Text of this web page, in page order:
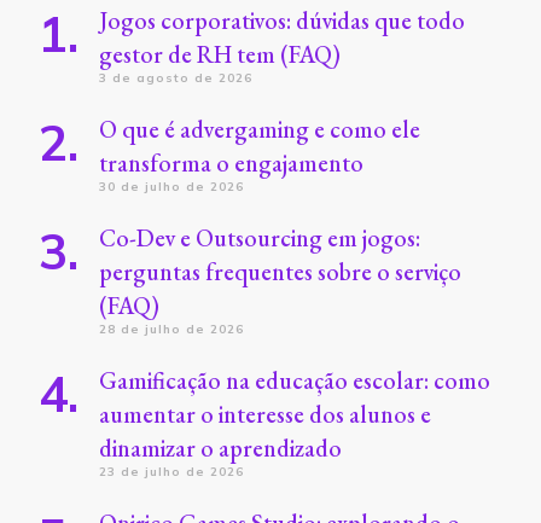
Jogos corporativos: dúvidas que todo
gestor de RH tem (FAQ)
3 de agosto de 2026
O que é advergaming e como ele
transforma o engajamento
30 de julho de 2026
Co-Dev e Outsourcing em jogos:
perguntas frequentes sobre o serviço
(FAQ)
28 de julho de 2026
Gamificação na educação escolar: como
aumentar o interesse dos alunos e
dinamizar o aprendizado
23 de julho de 2026